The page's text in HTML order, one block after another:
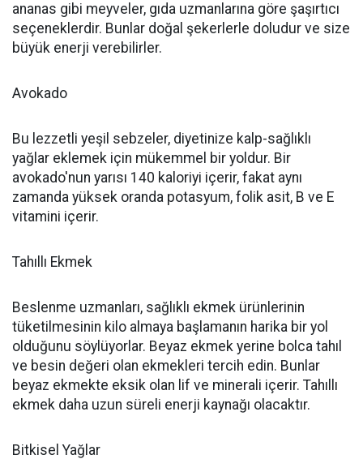
ananas gibi meyveler, gıda uzmanlarına göre şaşırtıcı
seçeneklerdir. Bunlar doğal şekerlerle doludur ve size
büyük enerji verebilirler.
Avokado
Bu lezzetli yeşil sebzeler, diyetinize kalp-sağlıklı
yağlar eklemek için mükemmel bir yoldur. Bir
avokado'nun yarısı 140 kaloriyi içerir, fakat aynı
zamanda yüksek oranda potasyum, folik asit, B ve E
vitamini içerir.
Tahıllı Ekmek
Beslenme uzmanları, sağlıklı ekmek ürünlerinin
tüketilmesinin kilo almaya başlamanın harika bir yol
olduğunu söylüyorlar. Beyaz ekmek yerine bolca tahıl
ve besin değeri olan ekmekleri tercih edin. Bunlar
beyaz ekmekte eksik olan lif ve minerali içerir. Tahıllı
ekmek daha uzun süreli enerji kaynağı olacaktır.
Bitkisel Yağlar